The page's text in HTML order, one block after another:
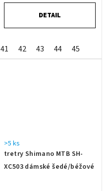
DETAIL
41 42 43 44 45
tretry Shimano MTB SH-
XC503 dámské šedé/béžové
>5 ks